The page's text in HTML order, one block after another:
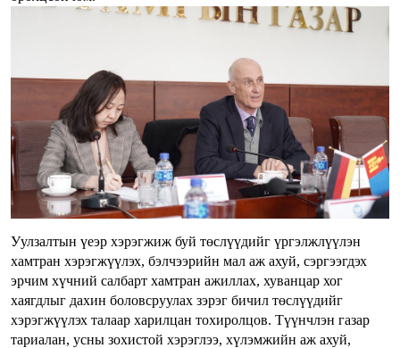
Уулзалтын үеэр хэрэгжиж буй төслүүдийг үргэлжлүүлэн
хамтран хэрэгжүүлэх, бэлчээрийн мал аж ахуй, сэргээгдэх
эрчим хүчний салбарт хамтран ажиллах, хуванцар хог
хаягдлыг дахин боловсруулах зэрэг бичил төслүүдийг
хэрэгжүүлэх талаар харилцан тохиролцов. Түүнчлэн газар
тариалан, усны зохистой хэрэглээ, хүлэмжийн аж ахуй,